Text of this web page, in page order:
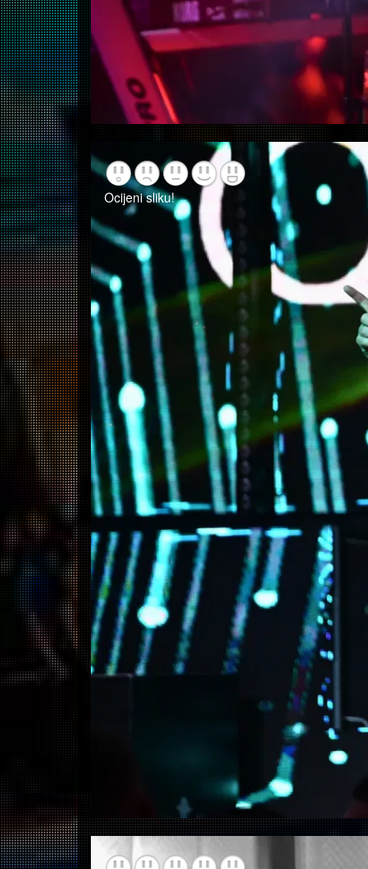
Ocijeni sliku!